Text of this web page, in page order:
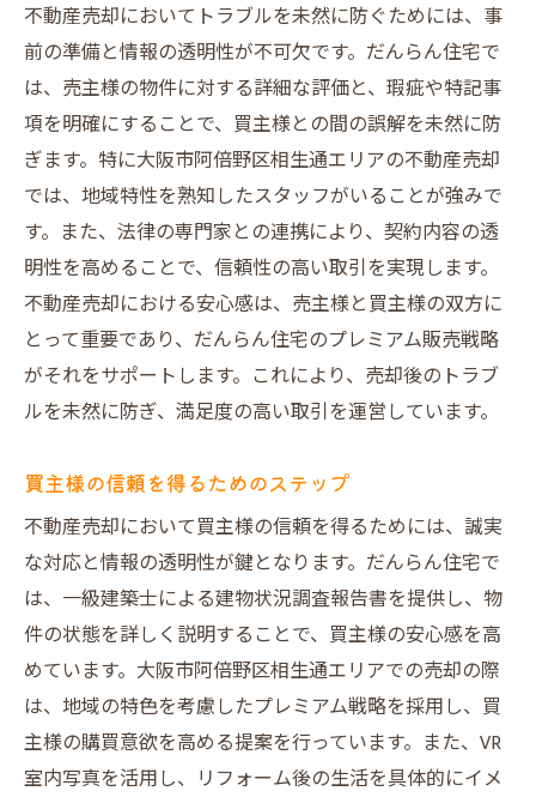
不動産売却においてトラブルを未然に防ぐためには、事
前の準備と情報の透明性が不可欠です。だんらん住宅で
は、売主様の物件に対する詳細な評価と、瑕疵や特記事
項を明確にすることで、買主様との間の誤解を未然に防
ぎます。特に大阪市阿倍野区相生通エリアの不動産売却
では、地域特性を熟知したスタッフがいることが強みで
す。また、法律の専門家との連携により、契約内容の透
明性を高めることで、信頼性の高い取引を実現します。
不動産売却における安心感は、売主様と買主様の双方に
とって重要であり、だんらん住宅のプレミアム販売戦略
がそれをサポートします。これにより、売却後のトラブ
ルを未然に防ぎ、満足度の高い取引を運営しています。
買主様の信頼を得るためのステップ
不動産売却において買主様の信頼を得るためには、誠実
な対応と情報の透明性が鍵となります。だんらん住宅で
は、一級建築士による建物状況調査報告書を提供し、物
件の状態を詳しく説明することで、買主様の安心感を高
めています。大阪市阿倍野区相生通エリアでの売却の際
は、地域の特色を考慮したプレミアム戦略を採用し、買
主様の購買意欲を高める提案を行っています。また、VR
室内写真を活用し、リフォーム後の生活を具体的にイメ